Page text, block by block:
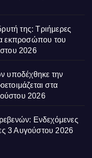
της: Τριήμερες
εκπροσώπου του
2026
υποδέχθηκε την
στα
2026
Ενδεχόμενες
3 Αυγούστου 2026